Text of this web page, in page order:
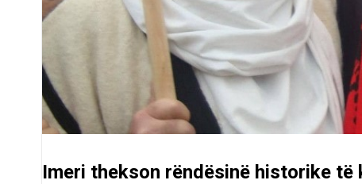
Imeri thekson rëndësinë historike